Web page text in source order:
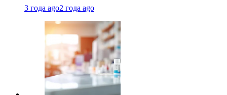
3 года ago2 года ago